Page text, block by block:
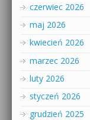
czerwiec 2026
maj 2026
kwiecień 2026
marzec 2026
luty 2026
styczeń 2026
grudzień 2025